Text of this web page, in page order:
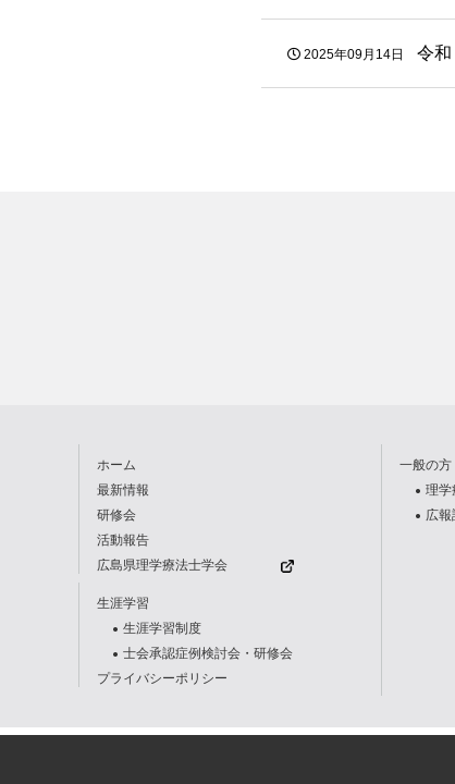
2025年09月14日 令
ホーム
最新情報
研修会
活動報告
広島県理学療法士学会
生涯学習
生涯学習制度
士会承認症例検討会・研修会
プライバシーポリシー
一般の方
理学
広報